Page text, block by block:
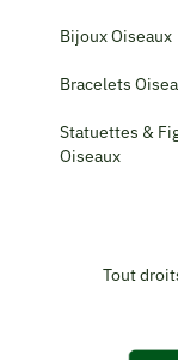
Bijoux Oiseaux
Bracelets
Statuettes &
Oiseaux
Tout